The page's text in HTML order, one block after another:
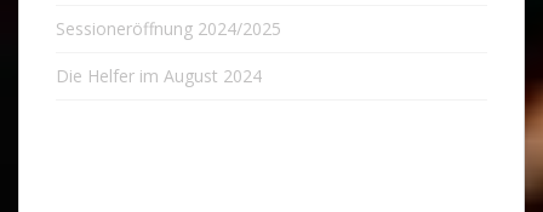
Sessioneröffnung 2024/2025
Die Helfer im August 2024